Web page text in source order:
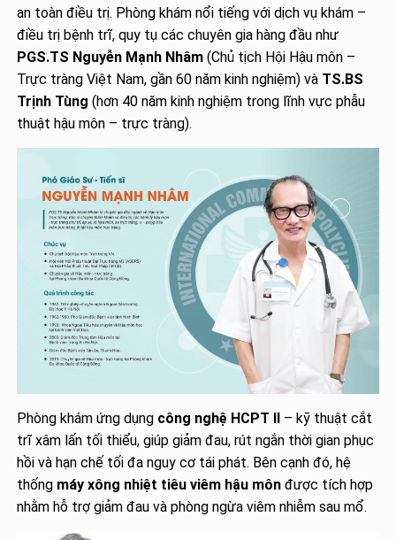
an toàn điều trị. Phòng khám nổi tiếng với dịch vụ khám –
điều trị bệnh trĩ, quy tụ các chuyên gia hàng đầu như
PGS.TS Nguyễn Mạnh Nhâm (Chủ tịch Hội Hậu môn –
Trực tràng Việt Nam, gần 60 năm kinh nghiệm) và TS.BS
Trịnh Tùng (hơn 40 năm kinh nghiệm trong lĩnh vực phẫu
thuật hậu môn – trực tràng).
Phòng khám ứng dụng công nghệ HCPT II – kỹ thuật cắt
trĩ xâm lấn tối thiểu, giúp giảm đau, rút ngắn thời gian phục
hồi và hạn chế tối đa nguy cơ tái phát. Bên cạnh đó, hệ
thống máy xông nhiệt tiêu viêm hậu môn được tích hợp
nhằm hỗ trợ giảm đau và phòng ngừa viêm nhiễm sau mổ.